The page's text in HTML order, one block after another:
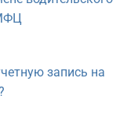
запись на